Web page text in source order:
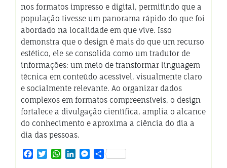
nos formatos impresso e digital, permitindo que a
população tivesse um panorama rápido do que foi
abordado na localidade em que vive. Isso
demonstra que o design é mais do que um recurso
estético, ele se consolida como um tradutor de
informações: um meio de transformar linguagem
técnica em conteúdo acessível, visualmente claro
e socialmente relevante. Ao organizar dados
complexos em formatos compreensíveis, o design
fortalece a divulgação científica, amplia o alcance
do conhecimento e aproxima a ciência do dia a
dia das pessoas.
Facebook
TwitterWhatsApp
LinkedInMessenger
Share